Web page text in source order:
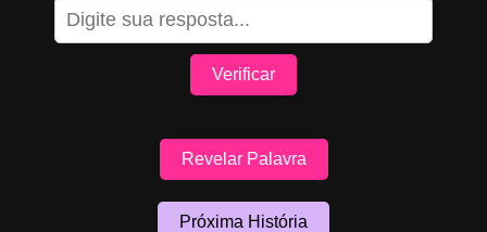
Verificar
Revelar Palavra
Próxima História